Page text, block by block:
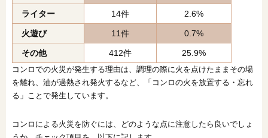
ライター 14件 2.6%
火遊び 11件 0.7%
その他 412件 25.9%
コンロでの火災が発生する理由は、調理の際に火を点けたままその場
を離れ、油が過熱され発火するなど、「コンロの火を放置する・忘れ
る」ことで発生しています。
コンロによる火災を防ぐには、どのような点に注意したら良いでしょ